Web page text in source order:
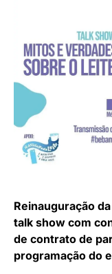
Reinauguração
talk show com
de contrato de
programação do